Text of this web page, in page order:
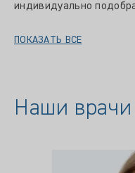
индивидуально
ПОКАЗАТЬ ВСЕ
Наши врачи